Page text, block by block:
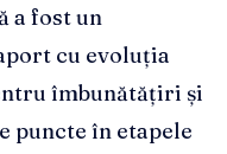
a fost un
cu evoluția
îmbunătățiri și
puncte în etapele